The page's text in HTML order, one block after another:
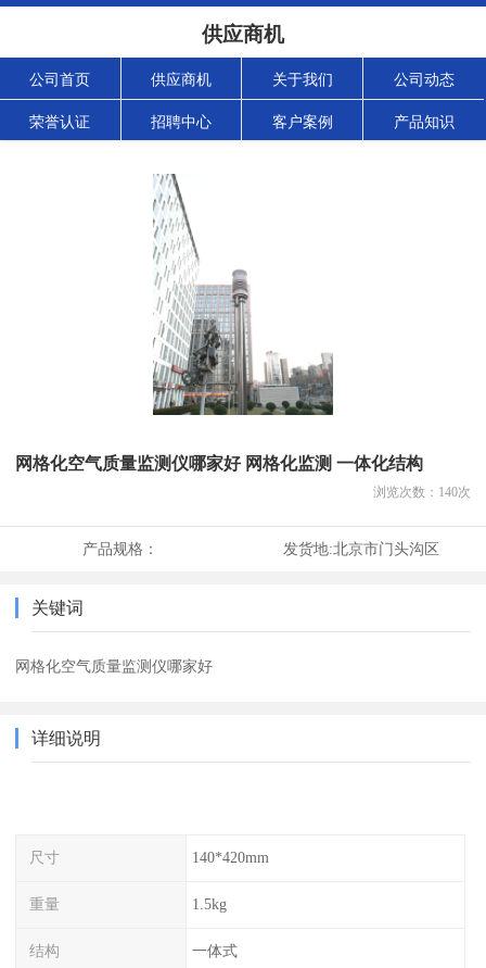
供应商机
公司首页 供应商机 关于我们 公司动态
荣誉认证 招聘中心 客户案例 产品知识
网格化空气质量监测仪哪家好 网格化监测 一体化结构
浏览次数： 140次
产品规格： 发货地:北京市门头沟区
关键词
网格化空气质量监测仪哪家好
详细说明
尺寸 140*420mm
重量 1.5kg
结构 一体式